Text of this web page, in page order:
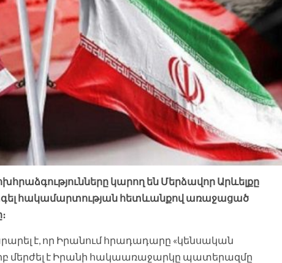
կարող են Մերձավոր Արևելքը
հակամարտության հետևանքով առաջացած
է, որ Իրանում հրադադարը «կենսական
մերժել է Իրանի հակաառաջարկը պատերազմը